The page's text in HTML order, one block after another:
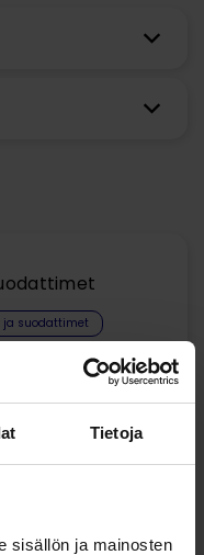
Tietoja
sisällön ja mainosten
ja suodattimet